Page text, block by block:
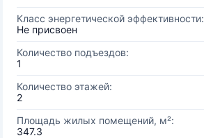
Класс энергетической эффективности:
Не присвоен
Количество подъездов:
1
Количество этажей:
2
Площадь жилых помещений, м²:
347.3